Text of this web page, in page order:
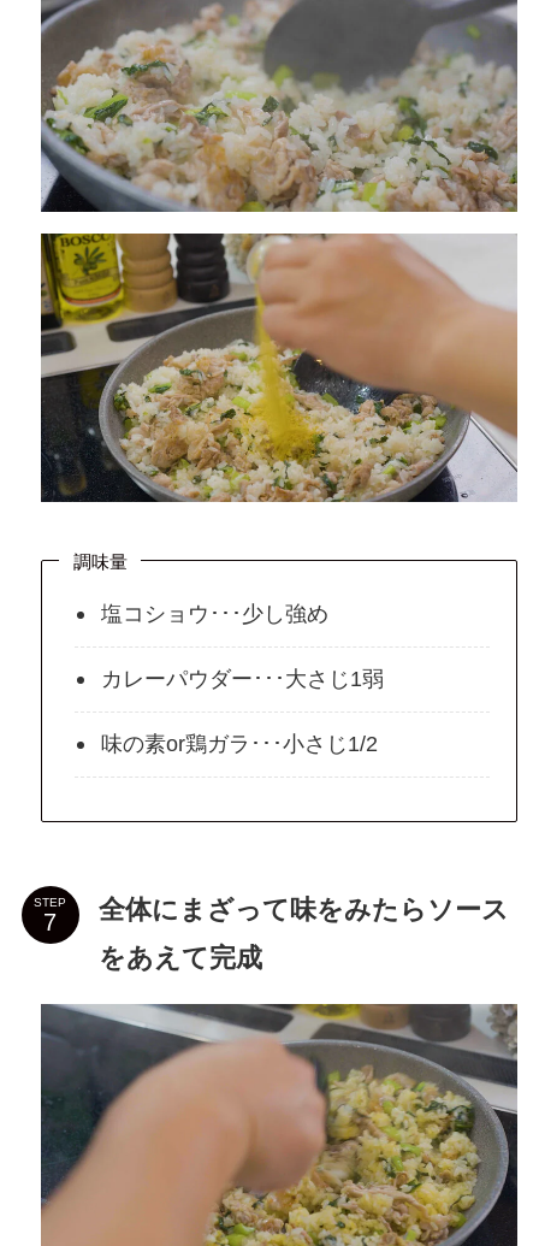
調味量
塩コショウ･･･少し強め
カレーパウダー･･･大さじ1弱
味の素or鶏ガラ･･･小さじ1/2
STEP
全体にまざって味をみたらソース
をあえて完成